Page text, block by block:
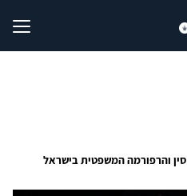
סין והרפורמה המשפטית בישראל